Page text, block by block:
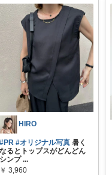
HIRO
#PR #オリジナル写真 暑く
なるとトップスがどんどん
シンプ ...
￥ 3,960